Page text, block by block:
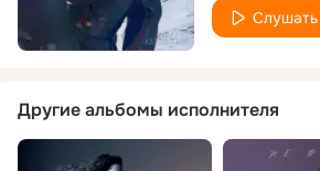
Слушать
Другие альбомы исполнителя